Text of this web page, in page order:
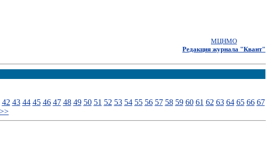
МЦНМО
Редакция журнала "Квант"
42 43 44 45 46 47 48 49 50 51 52 53 54 55 56 57 58 59 60 61 62 63 64 65 66 67
>>